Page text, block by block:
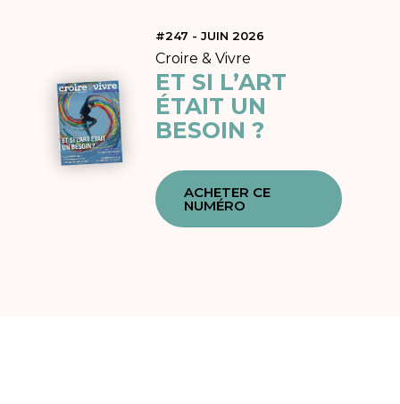
#247 - JUIN 2026
Croire & Vivre
ET SI L’ART
ÉTAIT UN
BESOIN ?
ACHETER CE
NUMÉRO